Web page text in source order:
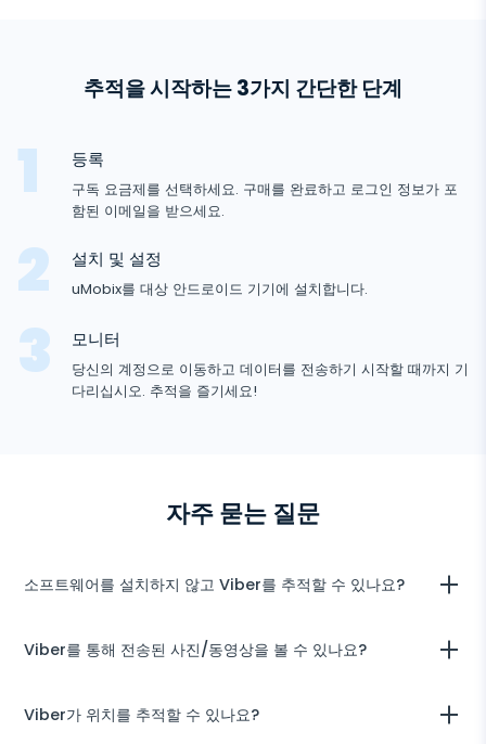
안
이
드
추
통화 기록
문자 메시지
키로거
기기 정보
메시징 앱
WhatsApp
Facebook Messenger
Zoom
Viber
Telegram
소셜 미디어
소셜 미디어
Facebook
Snapchat
사진 및 비디오 추적기
인터넷
브라우저 기록
추적을 시작하는 3가지 간단한 단계
등록
구독 요금제를 선택하세요. 구매를 완료하고 로그인 정보가 포
함된 이메일을 받으세요.
설치 및 설정
uMobix를 대상 안드로이드 기기에 설치합니다.
모니터
당신의 계정으로 이동하고 데이터를 전송하기 시작할 때까지 기
다리십시오. 추적을 즐기세요!
자주 묻는 질문
소프트웨어를 설치하지 않고 Viber를 추적할 수 있나요?
Android 기기의 경우 Viber 데이터에 접근하려면 백업을 가져오기 위
해 소프트웨어를 수동으로 설치해야 합니다. 그러나 전체 설치 과정은 10
Viber를 통해 전송된 사진/동영상을 볼 수 있나요?
uMobix는 Viber 사용자의 모든 단계를 추적하고 활동을 모두 표시하는
Viber가 위치를 추적할 수 있나요?